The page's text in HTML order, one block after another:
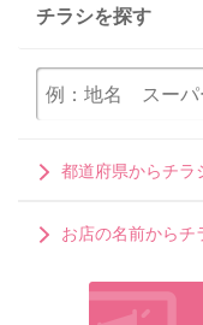
チラシを探す
都道府県からチラ
お店の名前からチ